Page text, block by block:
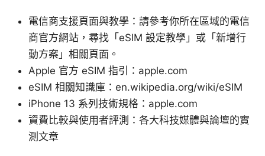
電信商支援頁面與教學：請參考你所在區域的電信
商官方網站，尋找「eSIM 設定教學」或「新增行
動方案」相關頁面。
Apple 官方 eSIM 指引：apple.com
eSIM 相關知識庫：en.wikipedia.org/wiki/eSIM
iPhone 13 系列技術規格：apple.com
資費比較與使用者評測：各大科技媒體與論壇的實
測文章